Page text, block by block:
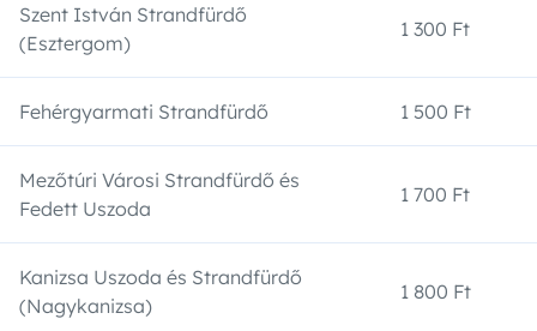
Szent István Strandfürdő
(Esztergom)
1 300 Ft
Fehérgyarmati Strandfürdő 1 500 Ft
Mezőtúri Városi Strandfürdő és
Fedett Uszoda
1 700 Ft
Kanizsa Uszoda és Strandfürdő
(Nagykanizsa)
1 800 Ft